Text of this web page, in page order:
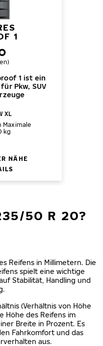
1
1 ist ein
Pkw, SUV
XL
Maximale
kg
NÄHE
50 R 20?
Reifens in Millimetern. Die
spielt eine wichtige
Stabilität, Handling und
(Verhältnis von Höhe
Höhe des Reifens im
Breite in Prozent. Es
Fahrkomfort und das
aus.